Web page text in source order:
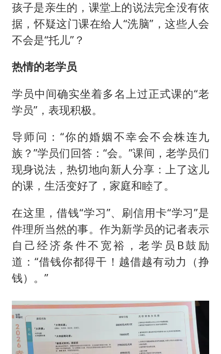
孩子是亲生的，课堂上的说法完全没有依
据，怀疑这门课在给人“洗脑”，这些人会
不会是“托儿”？
热情的老学员
学员中间确实坐着多名上过正式课的“老
学员”，表现积极。
导师问：“你的婚姻不幸会不会株连九
族？”学员们回答：“会。”课间，老学员们
现身说法，热切地向新人分享：上了这儿
的课，生活变好了，家庭和睦了。
在这里，借钱“学习”、刷信用卡“学习”是
件理所当然的事。作为新学员的记者表示
自己经济条件不宽裕，老学员B鼓励
道：“借钱你都得干！越借越有动力（挣
钱）。”